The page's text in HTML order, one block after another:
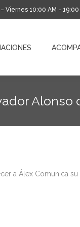
Viernes 10:00 AM - 19:00
Alonso
a Álex Comunica